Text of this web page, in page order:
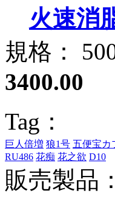
火速消
規格：
3400.00
Tag：
巨人倍増 狼1号 五便宝カ
RU486 花痴 花之欲 D10
販売製品：